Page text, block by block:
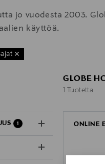
jo vuodesta 2003.
käyttöä.
1
GLOBE
1 Tuotetta
ONLINE